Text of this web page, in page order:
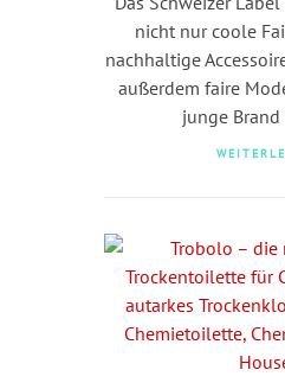
nicht nur coole
nachhaltige
außerdem faire
junge